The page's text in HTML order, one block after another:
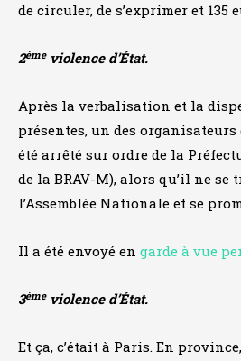
de circuler, de s’exprimer et 135
2èmeviolence d’État.
Après la verbalisation et la
présentes, un des
été arrêté sur ordre de la
de la BRAV-M), alors qu’il ne
l’Assemblée Nationale et se
Il a été envoyé en garde à vue
3èmeviolence d’État.
Et ça, c’était à Paris. En